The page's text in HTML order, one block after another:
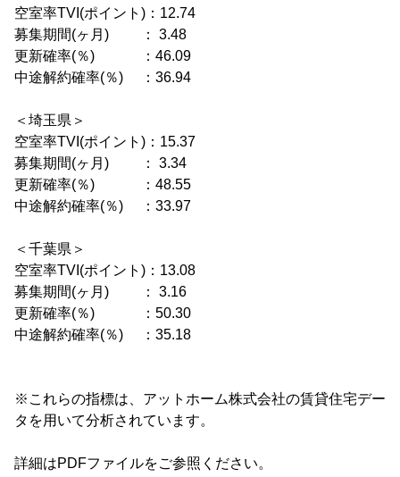
空室率TVI(ポイント)：12.74
募集期間(ヶ月) ： 3.48
更新確率(％) ：46.09
中途解約確率(％) ：36.94
＜埼玉県＞
空室率TVI(ポイント)：15.37
募集期間(ヶ月) ： 3.34
更新確率(％) ：48.55
中途解約確率(％) ：33.97
＜千葉県＞
空室率TVI(ポイント)：13.08
募集期間(ヶ月) ： 3.16
更新確率(％) ：50.30
中途解約確率(％) ：35.18
※これらの指標は、アットホーム株式会社の賃貸住宅デー
タを用いて分析されています。
詳細はPDFファイルをご参照ください。